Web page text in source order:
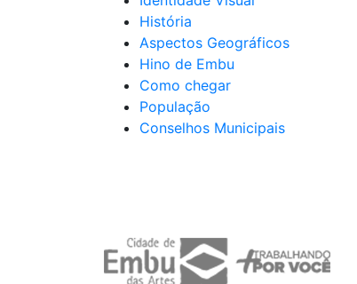
História
Aspectos Geográficos
Hino de Embu
Como chegar
População
Conselhos Municipais